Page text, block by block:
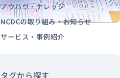
ノウハウ・ナレッジ
NCDCの取り組み・お知らせ
サービス・事例紹介
タグから探す